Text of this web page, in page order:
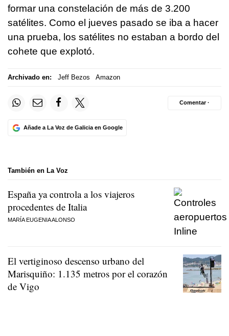
formar una constelación de más de 3.200
satélites. Como el jueves pasado se iba a hacer
una prueba, los satélites no estaban a bordo del
cohete que explotó.
Archivado en: Jeff Bezos Amazon
Añade a La Voz de Galicia en Google
Comentar ·
También en La Voz
España ya controla a los viajeros
procedentes de Italia
MARÍA EUGENIA ALONSO
El vertiginoso descenso urbano del
Marisquiño: 1.135 metros por el corazón
de Vigo